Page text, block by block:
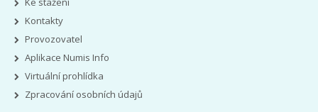
Kontakty
Provozovatel
Aplikace Numis Info
Virtuální prohlídka
Zpracování osobních údajů